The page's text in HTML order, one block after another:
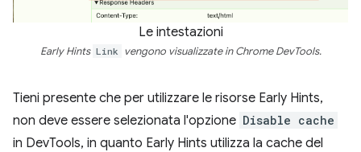
Le intestazioni
Early Hints Link vengono visualizzate in Chrome DevTools.
Tieni presente che per utilizzare le risorse Early Hints,
non deve essere selezionata l'opzione Disable cache
in DevTools, in quanto Early Hints utilizza la cache del